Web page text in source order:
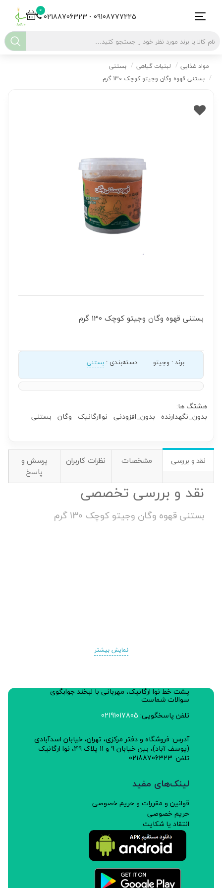
0
02188706323 - 09108777225
مواد غذایی لبنیات گیاهی
بستنی
بستنی قهوه وگان وجیتو کوچک 130 گرم
بستنی قهوه وگان وجیتو کوچک 130 گرم
برند: وجیتو دسته‌بندی : بستنی
هشتگ ها:
بدون_نگهدارنده بدون_افزودنی نواارگانیک وگان بستنی
نقد و بررسی مشخصات نظرات کاربران
پرسش و
پاسخ
نقد و بررسی تخصصی
بستنی قهوه وگان وجیتو کوچک 130 گرم
نمایش بیشتر
پشت خط نوا ارگانیک، مهربانی با لبخند جوابگوی
سوالات شماست
تلفن پاسخگویی: 02191017805
آدرس: فروشگاه و دفتر مرکزی، تهران، خیابان اسدآبادی
(یوسف آباد)، بین خیابان 9 و 11 پلاک 49، نوا ارگانیک
تلفن: 02188706323
لینک‌های مفید
قوانین و مقررات و حریم خصوصی
حریم خصوصی
انتقاد یا شکایت